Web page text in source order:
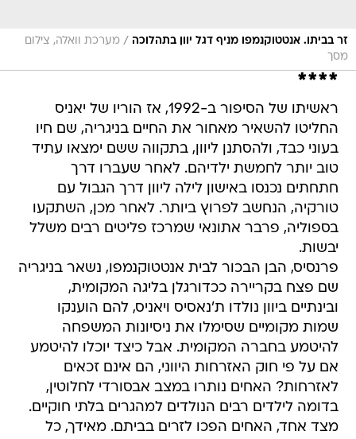
זר בביתו. אנטטוקנמפו מניף דגל יוון בתהלוכה / מערכת וואלה, צילום
מסך
****
ראשיתו של הסיפור ב-1992, אז הוריו של יאניס
החליטו להשאיר מאחור את החיים בניגריה, שם חיו
בעוני כבד, ולהסתנן ליוון, בתקווה ששם ימצאו עתיד
טוב יותר לחמשת ילדיהם. לאחר שעברו דרך
חתחתים נכנסו באישון לילה ליוון דרך הגבול עם
טורקיה, הנחשב לפרוץ ביותר. לאחר מכן, השתקעו
בספוליה, פרבר אתונאי שמרכז פליטים רבים משלל
יבשות.
פרנסיס, הבן הבכור לבית אנטטוקנמפו, נשאר בניגריה
שם פצח בקריירה ככדורגלן בליגה המקומית,
ובינתיים ביוון נולדו ת'נאסיס ויאניס, להם הוענקו
שמות מקומיים שסימלו את ניסיונות המשפחה
להיטמע בחברה המקומית. אבל כיצד יוכלו להיטמע
אם על פי חוק האזרחות היווני, הם אינם זכאים
לאזרחות? האחים נותרו במצב אבסורדי לחלוטין,
בדומה לילדים רבים הנולדים למהגרים בלתי חוקיים.
מצד אחד, האחים הפכו לזרים בביתם. מאידך, כל